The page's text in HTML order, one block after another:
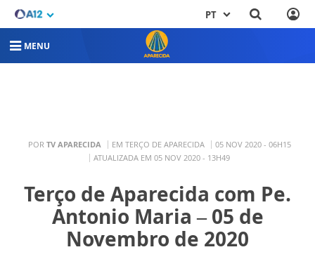
PT
MENU
POR TV APARECIDA EM TERÇO DE APARECIDA
05 NOV 2020 - 06H15
ATUALIZADA EM 05 NOV 2020 - 13H49
Terço de Aparecida com Pe.
Antonio Maria – 05 de
Novembro de 2020